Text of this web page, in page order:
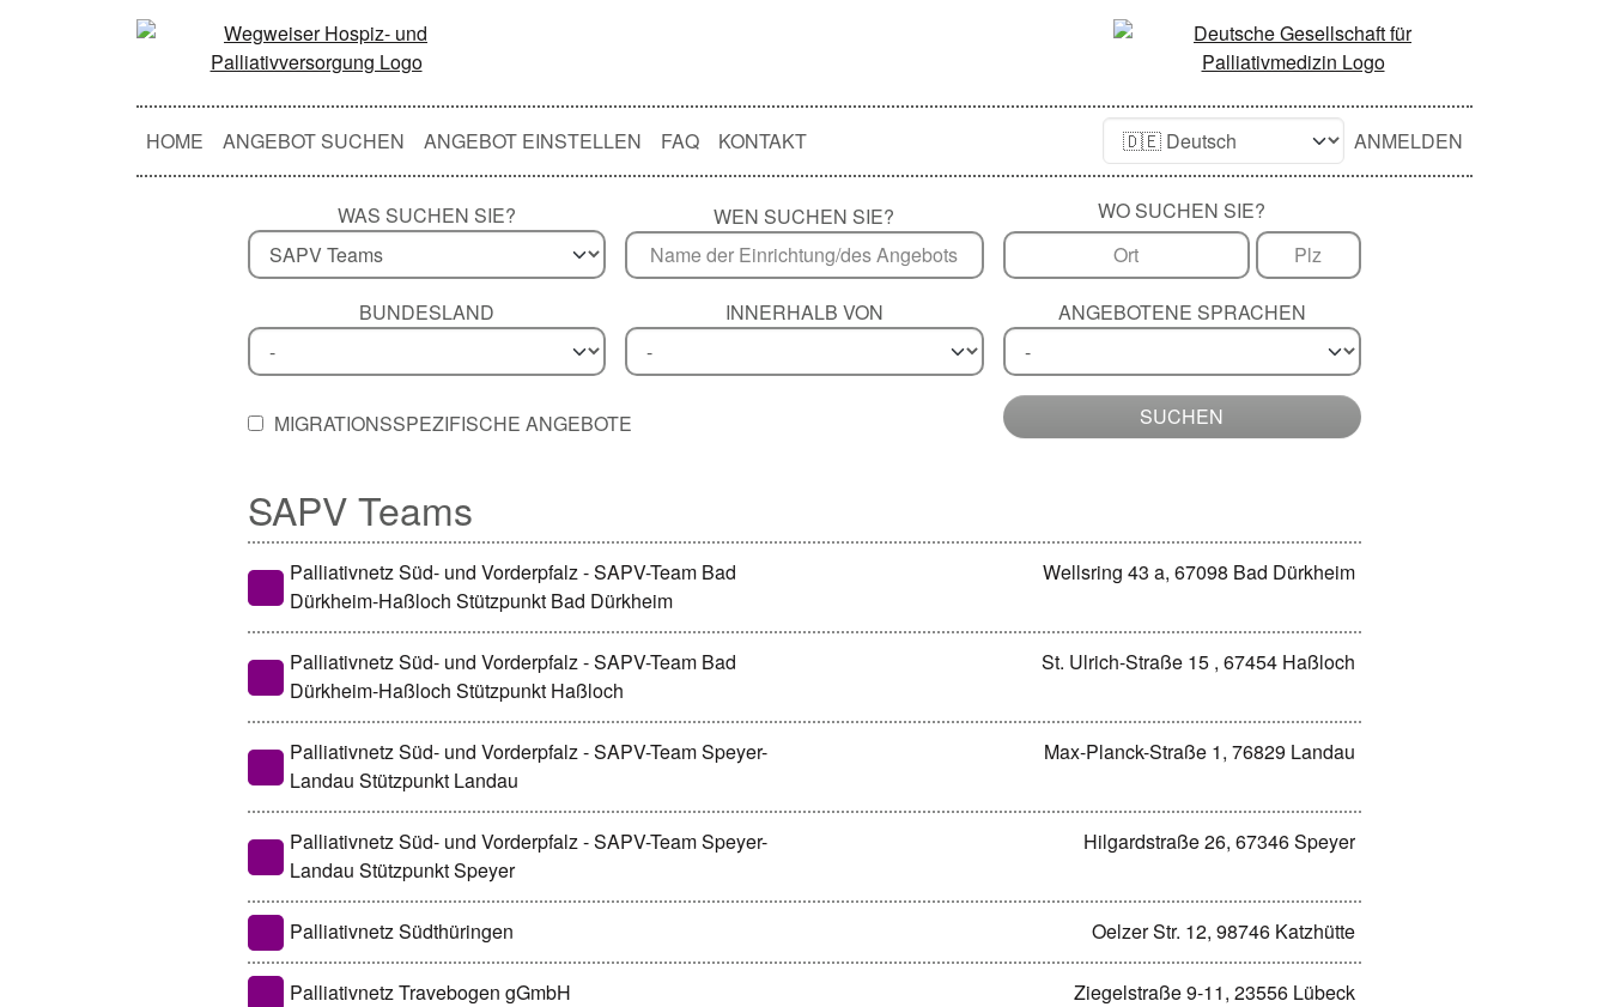
HOME ANGEBOT SUCHEN ANGEBOT EINSTELLEN FAQ KONTAKT ANMELDEN
WAS SUCHEN SIE? WEN SUCHEN SIE? WO SUCHEN SIE?
BUNDESLAND INNERHALB VON ANGEBOTENE SPRACHEN
MIGRATIONSSPEZIFISCHE ANGEBOTE SUCHEN
SAPV Teams
Palliativnetz Süd- und Vorderpfalz - SAPV-Team Bad
Dürkheim-Haßloch Stützpunkt Bad Dürkheim
Wellsring 43 a, 67098 Bad Dürkheim
Palliativnetz Süd- und Vorderpfalz - SAPV-Team Bad
Dürkheim-Haßloch Stützpunkt Haßloch
St. Ulrich-Straße 15 , 67454 Haßloch
Palliativnetz Süd- und Vorderpfalz - SAPV-Team Speyer-
Landau Stützpunkt Landau
Max-Planck-Straße 1, 76829 Landau
Palliativnetz Süd- und Vorderpfalz - SAPV-Team Speyer-
Landau Stützpunkt Speyer
Hilgardstraße 26, 67346 Speyer
Palliativnetz Südthüringen Oelzer Str. 12, 98746 Katzhütte
Palliativnetz Travebogen gGmbH Ziegelstraße 9-11, 23556 Lübeck